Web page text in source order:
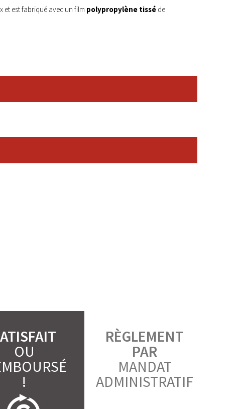
et est fabriqué avec un film polypropylène tissé de
OU
!
RÈGLEMENT
PAR
MANDAT
ADMINISTRATIF